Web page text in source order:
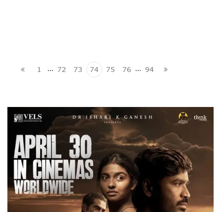
1 … 72 73 74 75 76 … 94